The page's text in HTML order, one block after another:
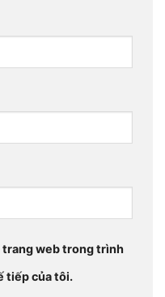
trang web trong trình
tiếp của tôi.